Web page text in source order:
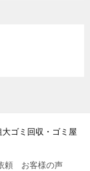
大ゴミ回収・ゴミ屋
頼 お客様の声